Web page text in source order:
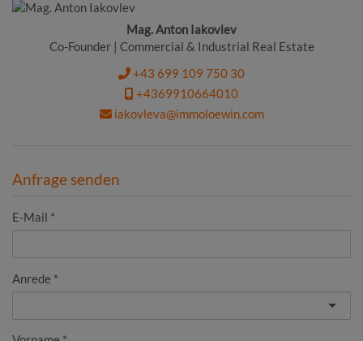
Mag. Anton Iakovlev
Co-Founder | Commercial & Industrial Real Estate
+43 699 109 750 30
+4369910664010
iakovleva@immoloewin.com
Anfrage senden
E-Mail
Anrede